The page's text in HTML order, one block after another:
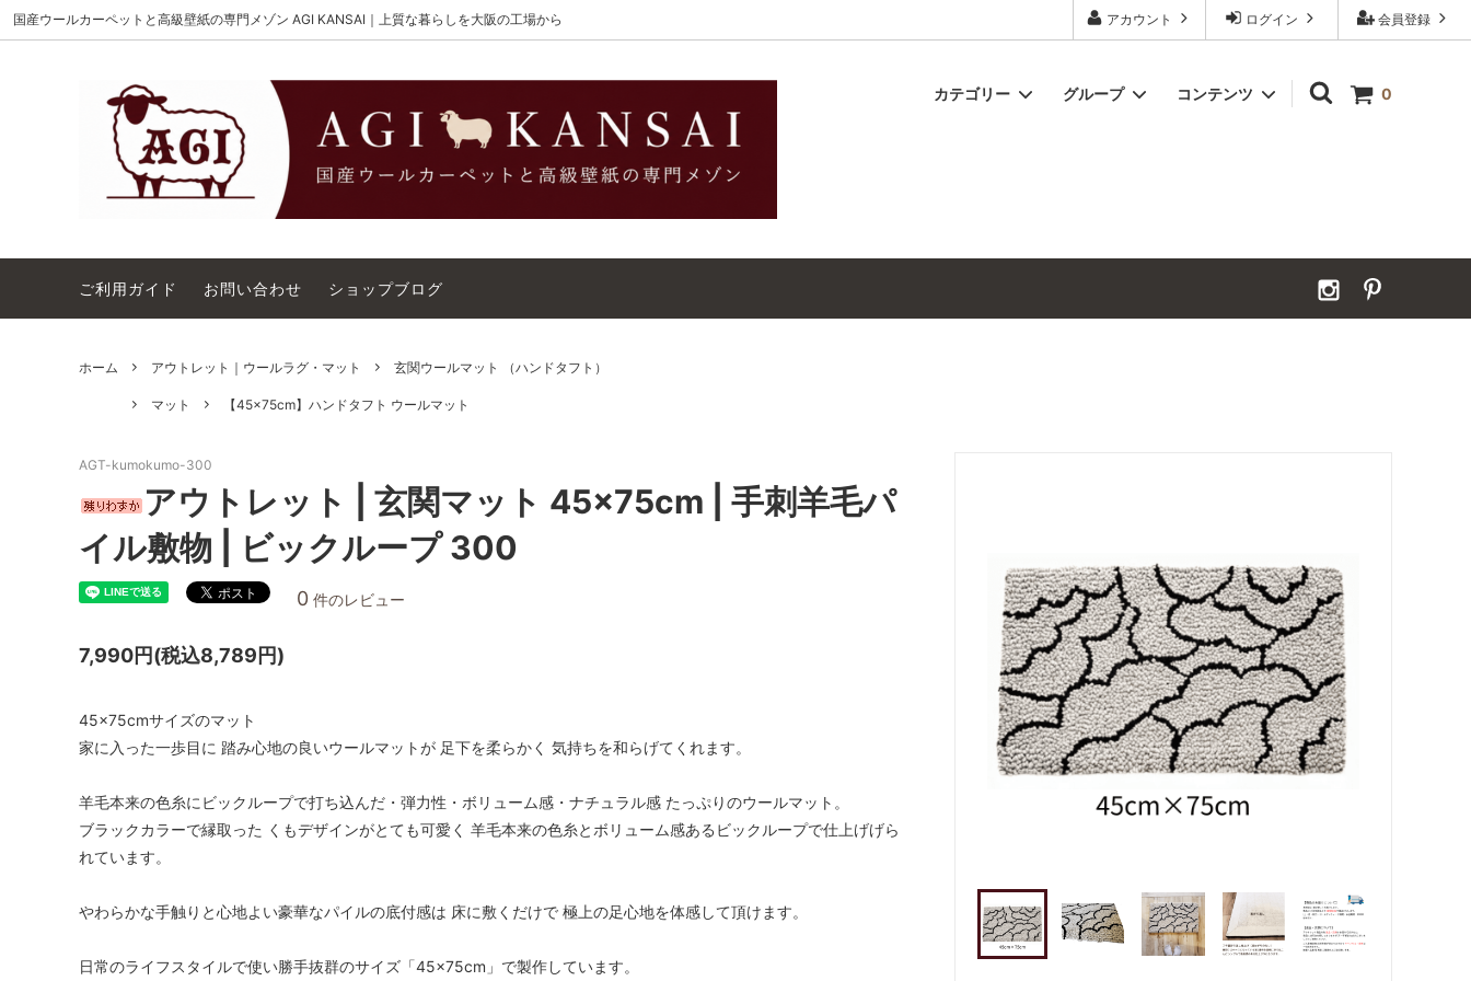
会員登録
ログイン
アカウント
国産ウールカーペットと高級壁紙の専門メゾン AGI KANSAI｜上質な暮らしを大阪の工場から
0
カテゴリー
MAISON AKIGAMI The Wilton
ウィルトンオーダー｜別注ウールカーペ
コットンテープ｜10cm幅 カーペットクリーナー｜シミトリ剤
グループ
施工用ウールカーペット ウールラグ
コンテンツ
AGI KANSAI について カーペットガイド
ご利用ガイド お問い合わせ ショップブログ
ホーム アウトレット｜ウールラグ・マット 玄関ウールマット （ハンドタフト）
マット 【45×75cm】ハンドタフト ウールマット
AGT-kumokumo-300
アウトレット | 玄関マット 45×75cm | 手刺羊毛パ
イル敷物 | ビックループ 300
0 件のレビュー
7,990円(税込8,789円)
45×75cmサイズのマット
家に入った一歩目に 踏み心地の良いウールマットが 足下を柔らかく 気持ちを和らげてくれます。
羊毛本来の色糸にビックループで打ち込んだ・弾力性・ボリューム感・ナチュラル感 たっぷりのウールマット。
ブラックカラーで縁取った くもデザインがとても可愛く 羊毛本来の色糸とボリューム感あるビックループで仕上げげら
れています。
やわらかな手触りと心地よい豪華なパイルの底付感は 床に敷くだけで 極上の足心地を体感して頂けます。
日常のライフスタイルで使い勝手抜群のサイズ「45×75cm」で製作しています。